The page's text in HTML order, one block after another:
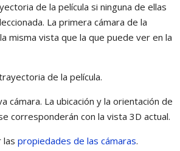
de la película si ninguna de ellas
La primera cámara de la
misma vista que la que puede ver en la
de la película.
cámara. La ubicación y la orientación de
corresponderán con la vista 3D actual.
las propiedades de las cámaras.